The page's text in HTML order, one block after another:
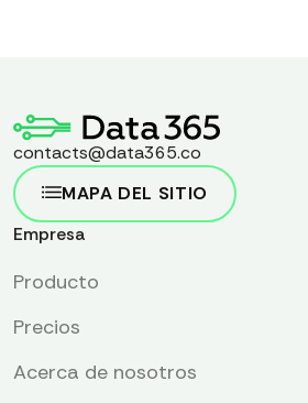
contacts@data365.co
MAPA DEL SITIO
Empresa
Producto
Precios
Acerca de nosotros